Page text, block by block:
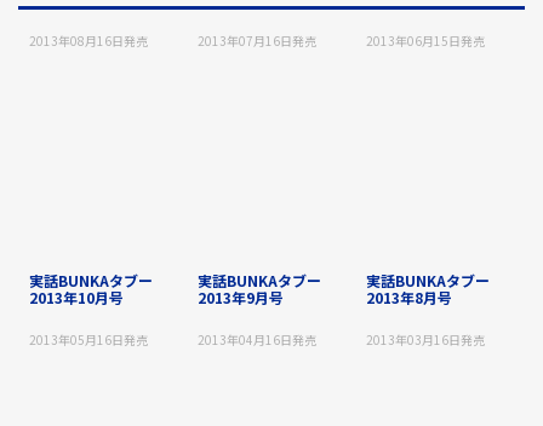
2013年08月16日発売
実話BUNKAタブー
2013年10月号
2013年07月16日発売
実話BUNKAタブー
2013年9月号
2013年06月15日発売
実話BUNKAタブー
2013年8月号
2013年05月16日発売 2013年04月16日発売 2013年03月16日発売